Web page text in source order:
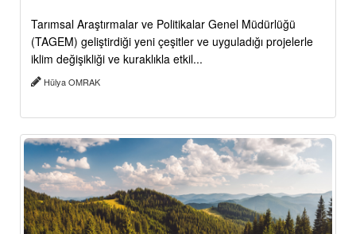
Tarımsal Araştırmalar ve Politikalar Genel Müdürlüğü
(TAGEM) geliştirdiği yeni çeşitler ve uyguladığı projelerle
iklim değişikliği ve kuraklıkla etkil...
Hülya OMRAK